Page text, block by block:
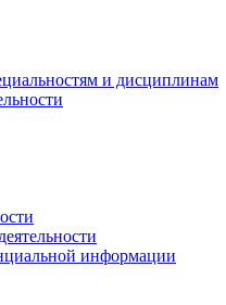
и дисциплинам
информации